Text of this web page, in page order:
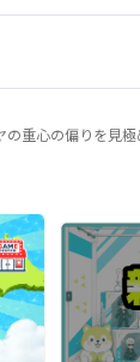
重心の偏りを見極